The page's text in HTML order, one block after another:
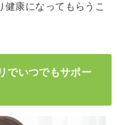
康になってもらうこ
でいつでもサポー